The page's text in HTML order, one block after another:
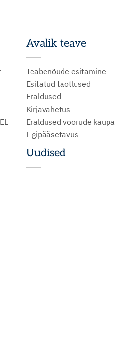
Avalik teave
Teabenõude esitamine
Esitatud taotlused
Eraldused
Kirjavahetus
Eraldused voorude kaupa
Ligipääsetavus
Uudised